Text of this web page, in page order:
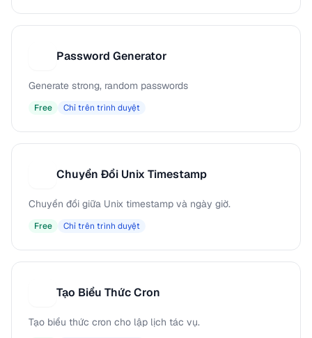
Password Generator
Generate strong, random passwords
Free Chỉ trên trình duyệt
Chuyển Đổi Unix Timestamp
Chuyển đổi giữa Unix timestamp và ngày giờ.
Free Chỉ trên trình duyệt
Tạo Biểu Thức Cron
Tạo biểu thức cron cho lập lịch tác vụ.